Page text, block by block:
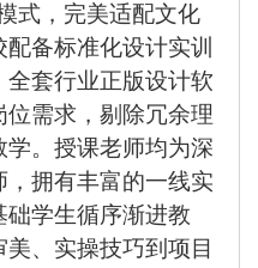
式，完美适配文化
备标准化设计实训
套行业正版设计软
需求，剔除冗余理
。授课老师均为深
拥有丰富的一线实
学生循序渐进教
、实操技巧到项目